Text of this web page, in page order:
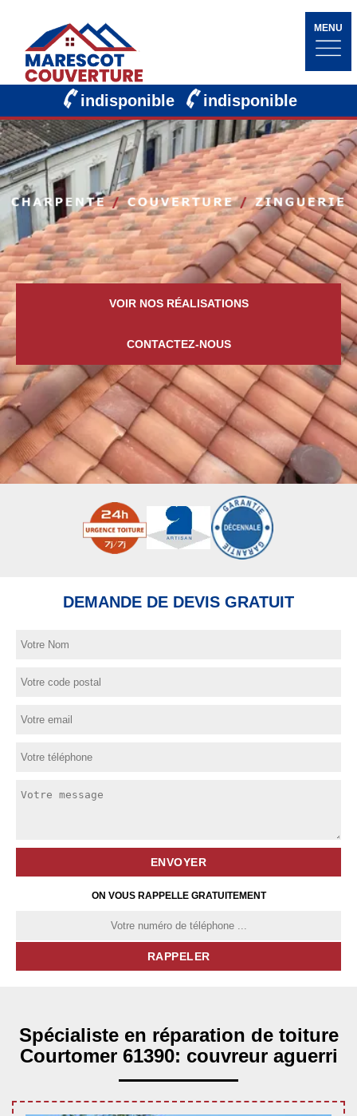
MENU
indisponible indisponible
VOIR NOS RÉALISATIONS
CONTACTEZ-NOUS
DEMANDE DE DEVIS GRATUIT
ON VOUS RAPPELLE GRATUITEMENT
Spécialiste en réparation de toiture
Courtomer 61390: couvreur aguerri